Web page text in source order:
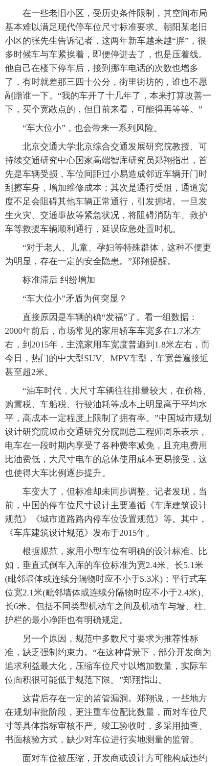
在一些老旧小区，受历史条件限制，其空间布局
基本难以满足现代停车位尺寸标准要求。朝阳某老旧
小区的张先生告诉记者，这两年新车越来越“胖”，很
多时候车与车紧挨着，即便停进去了，也是压着线。
他自己在楼下停车后，接到挪车电话的次数也增多
了，有时就差那三四十公分，街里街坊的，谁也不愿
剐蹭谁一下。“我的车开了十几年了，本来打算改善一
下，买个宽敞点的，但目前来看，可能得再等等。”
“车大位小”，也会带来一系列风险。
北京交通大学北京综合交通发展研究院教授、可
持续交通研究中心国家高端智库研究员郑翔指出，首
先是车辆受损，车位间距过小易造成邻近车辆开门时
刮擦车身，增加维修成本；其次是通行受阻，通道宽
度不足会阻碍其他车辆正常通行，引发拥堵。一旦发
生火灾、交通事故等紧急状况，将阻碍消防车、救护
车等救援车辆顺利通行，延误应急处置时机。
“对于老人、儿童、孕妇等特殊群体，这种不便更
为明显，存在一定的安全隐患。”郑翔提醒。
标准滞后 纠纷增加
“车大位小”矛盾为何突显？
直接原因是车辆的确“发福”了。看一组数据：
2000年前后，市场常见的家用轿车车宽多在1.7米左
右，到2015年，主流家用车宽度普遍到1.8米左右，而
今日，热门的中大型SUV、MPV车型，车宽普遍接近
甚至超2米。
“油车时代，大尺寸车辆往往排量较大，在价格、
购置税、车船税、行驶油耗等成本上明显高于平均水
平，高成本一定程度上限制了拥有率。”中国城市规划
设计研究院城市交通研究分院副总工程师周乐表示，
电车在一段时期内享受了各种费率减免，且充电费用
比油费低，大尺寸电车的总体使用成本更易接受，这
也使得大车比例逐步提升。
车变大了，但标准却未同步调整。记者发现，当
前，中国的停车位尺寸设计主要遵循《车库建筑设计
规范》《城市道路路内停车位设置规范》等。其中，
《车库建筑设计规范》发布于2015年。
根据规范，家用小型车位有明确的设计标准。比
如，垂直式倒车入库的车位标准为宽2.4米、长5.1米
(毗邻墙体或连续分隔物时应不小于5.3米)；平行式车
位宽2.1米(毗邻墙体或连续分隔物时应不小于2.4米)、
长6米。包括不同类型机动车之间及机动车与墙、柱、
护栏的最小净距也有明确规定。
另一个原因，规范中多数尺寸要求为推荐性标
准，缺乏强制约束力。“在这种背景下，部分开发商为
追求利益最大化，压缩车位尺寸以增加数量，实际车
位面积很可能低于规范下限。”郑翔指出。
这背后存在一定的监管漏洞。郑翔说，一些地方
在规划审批阶段，更注重车位配比数量，而对车位尺
寸等具体指标审核不严。竣工验收时，多采用抽查、
书面核验方式，缺少对车位进行实地测量的监管。
面对车位被压缩，开发商或设计方可能构成违约